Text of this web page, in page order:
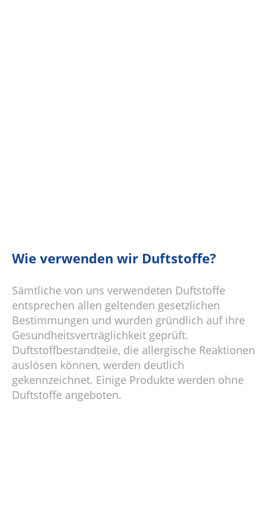
Wie verwenden wir Duftstoffe?
Sämtliche von uns verwendeten Duftstoffe
entsprechen allen geltenden gesetzlichen
Bestimmungen und wurden gründlich auf ihre
Gesundheitsverträglichkeit geprüft.
Duftstoffbestandteile, die allergische Reaktionen
auslösen können, werden deutlich
gekennzeichnet. Einige Produkte werden ohne
Duftstoffe angeboten.